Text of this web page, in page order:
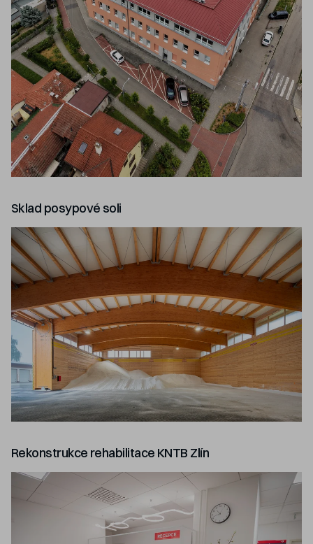
Sklad posypové soli
Rekonstrukce rehabilitace KNTB Zlín